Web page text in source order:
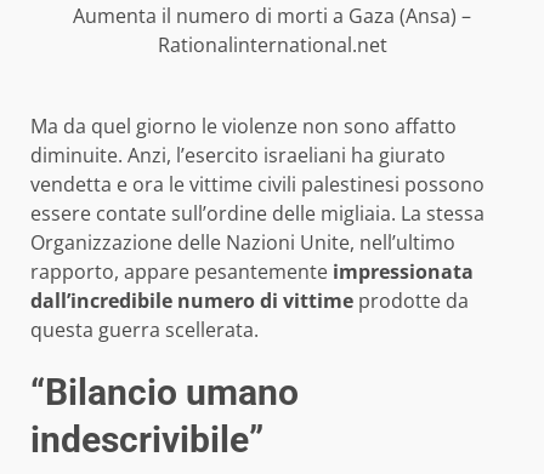
Aumenta il numero di morti a Gaza (Ansa) –
Rationalinternational.net
Ma da quel giorno le violenze non sono affatto
diminuite. Anzi, l’esercito israeliani ha giurato
vendetta e ora le vittime civili palestinesi possono
essere contate sull’ordine delle migliaia. La stessa
Organizzazione delle Nazioni Unite, nell’ultimo
rapporto, appare pesantemente impressionata
dall’incredibile numero di vittime prodotte da
questa guerra scellerata.
“Bilancio umano
indescrivibile”